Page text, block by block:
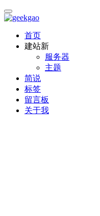
首页
建站新
服务器
主题
简说
标签
留言板
关于我